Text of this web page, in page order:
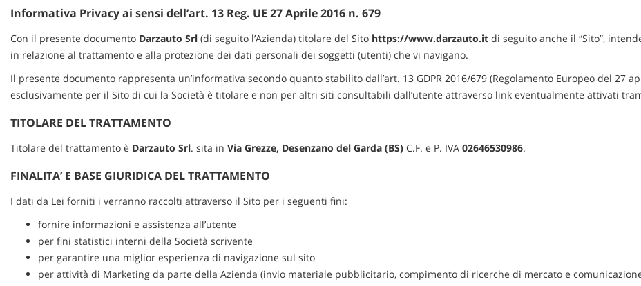
PEUGEOT
LISTINI AUTOVETTURE
CITROEN
LISTINI AUTOVETTURE
SUZUKI
LISTINI VEICOLI
CITROEN
ASSISTENZA E GOMMISTA
NOLEGGIO
Informativa Privacy ai sensi dell’art. 13 Reg. UE 27 Aprile 2016 n. 679
Con il presente documento Darzauto Srl (di seguito l’Azienda) titolare del Sito https://www.darzauto.it di seguito anche il “Sito”,
in relazione al trattamento e alla protezione dei dati personali dei soggetti (utenti) che vi navigano.
Il presente documento rappresenta un’informativa secondo quanto stabilito dall’art. 13 GDPR 2016/679 (Regolamento Europeo del 27
esclusivamente per il Sito di cui la Società è titolare e non per altri siti consultabili dall’utente attraverso link eventualmente attivati
TITOLARE DEL TRATTAMENTO
Titolare del trattamento è Darzauto Srl. sita in Via Grezze, Desenzano del Garda (BS) C.F. e P. IVA 02646530986.
FINALITA’ E BASE GIURIDICA DEL TRATTAMENTO
I dati da Lei forniti i verranno raccolti attraverso il Sito per i seguenti fini:
fornire informazioni e assistenza all’utente
per fini statistici interni della Società scrivente
per garantire una miglior esperienza di navigazione sul sito
per attività di Marketing da parte della Azienda (invio materiale pubblicitario, compimento di ricerche di mercato e
esprimere
le
tue
preferenze
di
consenso
alle
tecnologie
di
tracciamento
che
per
le
svolgere
attività